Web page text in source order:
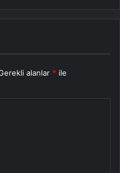
alanlar * ile